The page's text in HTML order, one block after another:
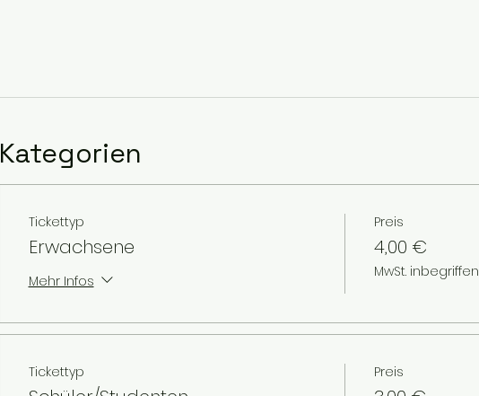
Kategorien
Tickettyp
Erwachsene
Mehr Infos
Preis
4,00 €
MwSt. inbegriffen
Tickettyp Preis